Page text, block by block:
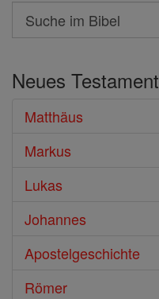
Search
Suche
Bibel
Neues Testament
Matthäus
Markus
Lukas
Johannes
Apostelgeschichte
Römer